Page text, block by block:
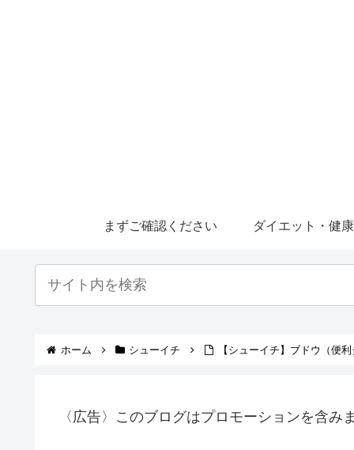
まずご確認ください ダイエット・健康
ホーム シューイチ 【シューイチ】ブドウ（便
〈広告〉このブログはプロモーションを含み